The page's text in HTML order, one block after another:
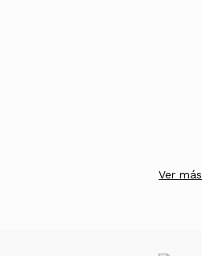
Ver más